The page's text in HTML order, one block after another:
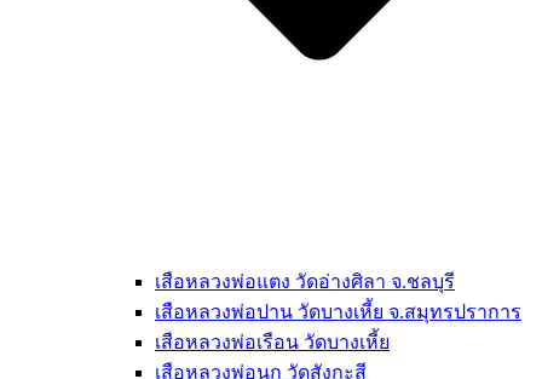
เสือหลวงพ่อแตง วัดอ่างศิลา จ.ชลบุรี
เสือหลวงพ่อปาน วัดบางเหี้ย จ.สมุทรปราการ
เสือหลวงพ่อเรือน วัดบางเหี้ย
เสือหลวงพ่อนก วัดสังกะสี